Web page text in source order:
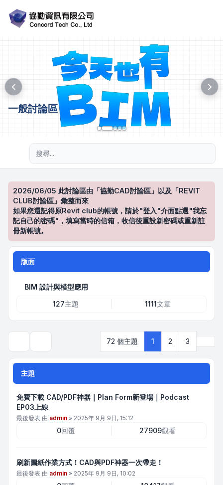
一般討論區
2026/06/05 此討論區由「協勤CAD討論區」以及「REVIT
CLUB討論區」彙整而來
如果您還記得原Revit club的帳號，請於"登入"介面點選"我忘
記自己的密碼"，填寫當時的信箱，收信後重設新密碼或重新註
冊新帳號。
版面
BIM 設計與模型應用
127主題 1111文章
72 個主題 1 2 3
主題
免費下載 CAD/PDF神器｜Plan Form新登場｜Podcast
EP03上線
最後發表 由 admin » 2025年 9月 9日, 15:12
0回覆 27909觀看
刷新圖紙作業方式！CAD與PDF神器一次帶走！
最後發表 由 admin » 2025年 9月 9日, 10:02